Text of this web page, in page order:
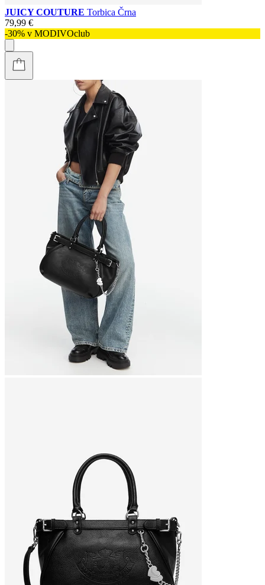
JUICY COUTURE Torbica Črna
79,99 €
-30% v MODIVOclub